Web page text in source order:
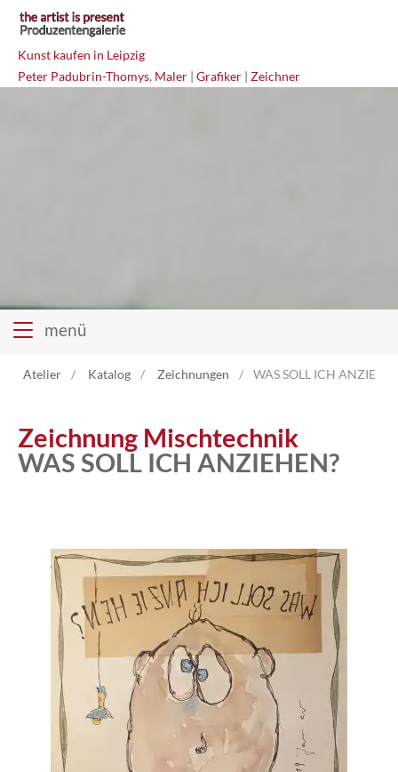
Kunst kaufen in Leipzig
Peter Padubrin-Thomys, Maler | Grafiker | Zeichner
menü
Atelier
Katalog
Vita
Atelier Katalog Zeichnungen WAS SOLL ICH
Zeichnung Mischtechnik
WAS SOLL ICH ANZIEHEN?